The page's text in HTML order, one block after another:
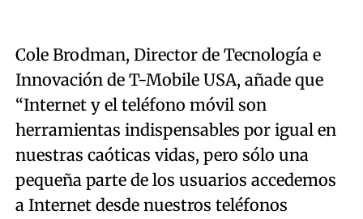
Cole Brodman, Director de Tecnología e
Innovación de T-Mobile USA, añade que
“Internet y el teléfono móvil son
herramientas indispensables por igual en
nuestras caóticas vidas, pero sólo una
pequeña parte de los usuarios accedemos
a Internet desde nuestros teléfonos